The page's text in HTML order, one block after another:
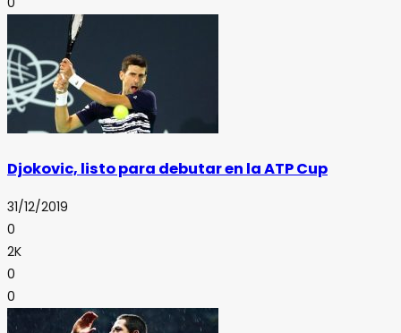
Djokovic, listo para debutar en la ATP Cup
31/12/2019
0
2K
0
0